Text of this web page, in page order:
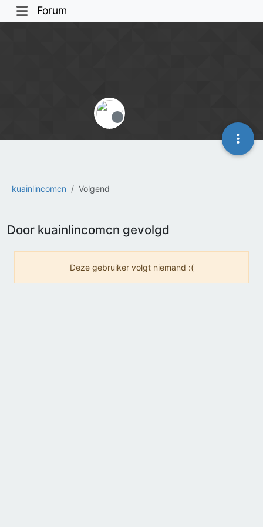
Forum
kuainlincomcn Volgend
Offline
Door kuainlincomcn gevolgd
Deze gebruiker volgt niemand :(